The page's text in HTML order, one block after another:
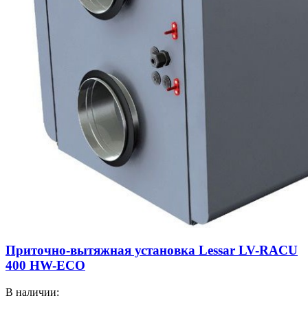
Приточно-вытяжная установка Lessar LV-RACU
400 HW-ECO
В наличии: